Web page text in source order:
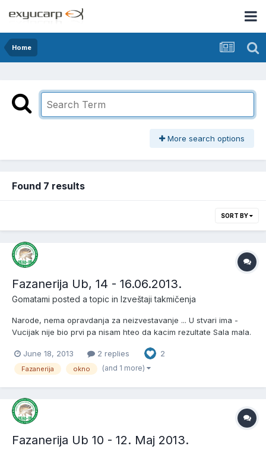
Home
More search options
Found 7 results
SORT BY
Fazanerija Ub, 14 - 16.06.2013.
Gomatami posted a topic in Izveštaji takmičenja
Narode, nema opravdanja za neizvestavanje ... U stvari ima -
Vucijak nije bio prvi pa nisam hteo da kacim rezultate Sala mala.
http://www.dodaj.rs/f/2j/qe/vQeD7vr/takmicenje-18-06.png Sve
cestitke za Gold Victory, objasnili neke stvari i uclanili se u "Klub
June 18, 2013 2 replies 2
Fazanerija okno (and 1 more)
Fazanerija Ub 10 - 12. Maj 2013.